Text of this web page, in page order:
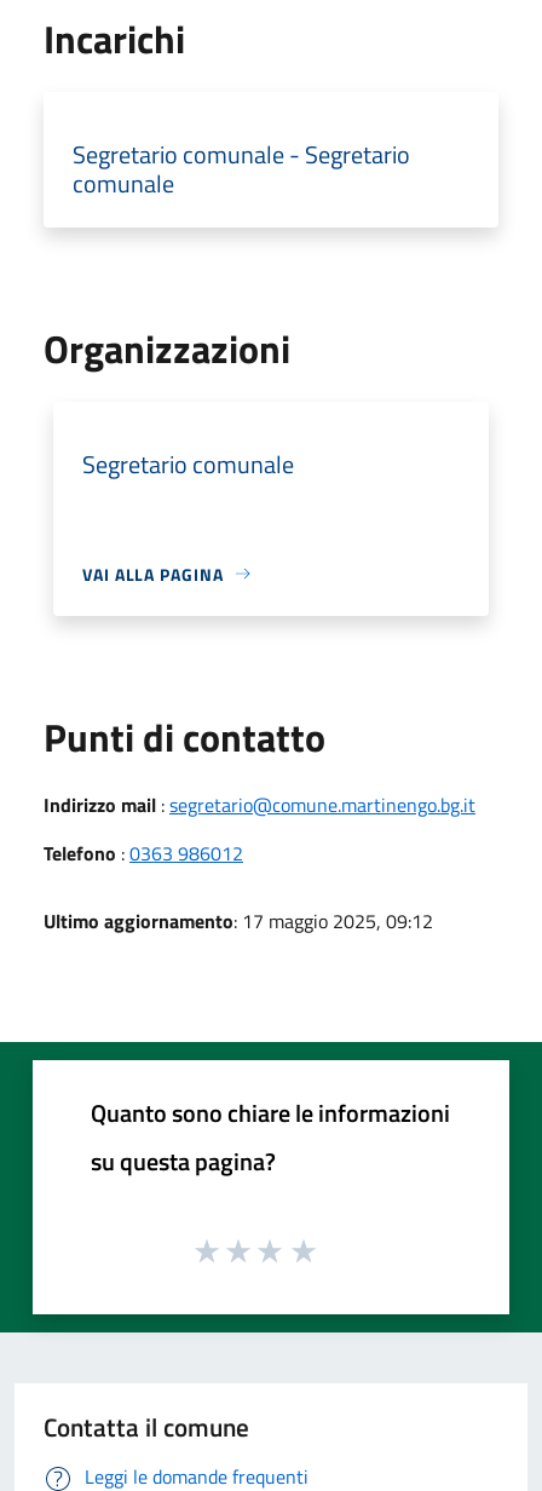
Incarichi
Segretario comunale - Segretario
comunale
Organizzazioni
Segretario comunale
VAI ALLA PAGINA
Punti di contatto
Indirizzo mail :segretario@comune.martinengo.bg.it
Telefono :0363 986012
Ultimo aggiornamento: 17 maggio 2025, 09:12
Quanto sono chiare le informazioni
su questa pagina?
Contatta il comune
Leggi le domande frequenti